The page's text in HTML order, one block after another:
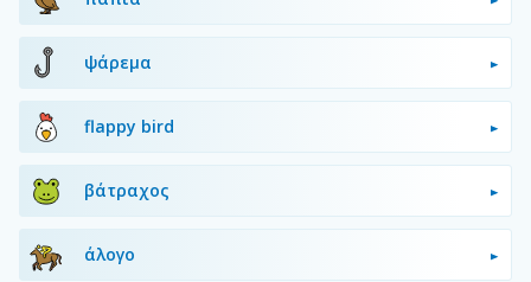
ψάρεμα
flappy bird
βάτραχος
άλογο